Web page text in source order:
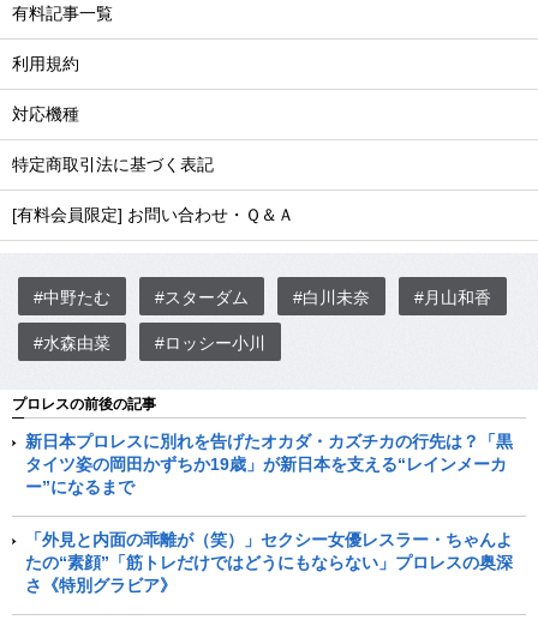
有料記事一覧
利用規約
対応機種
特定商取引法に基づく表記
[有料会員限定] お問い合わせ・Ｑ＆Ａ
#中野たむ #スターダム #白川未奈 #月山和香
#水森由菜 #ロッシー小川
プロレスの前後の記事
新日本プロレスに別れを告げたオカダ・カズチカの行先は？「黒
タイツ姿の岡田かずちか19歳」が新日本を支える“レインメーカ
ー”になるまで
「外見と内面の乖離が（笑）」セクシー女優レスラー・ちゃんよ
たの“素顔”「筋トレだけではどうにもならない」プロレスの奥深
さ《特別グラビア》